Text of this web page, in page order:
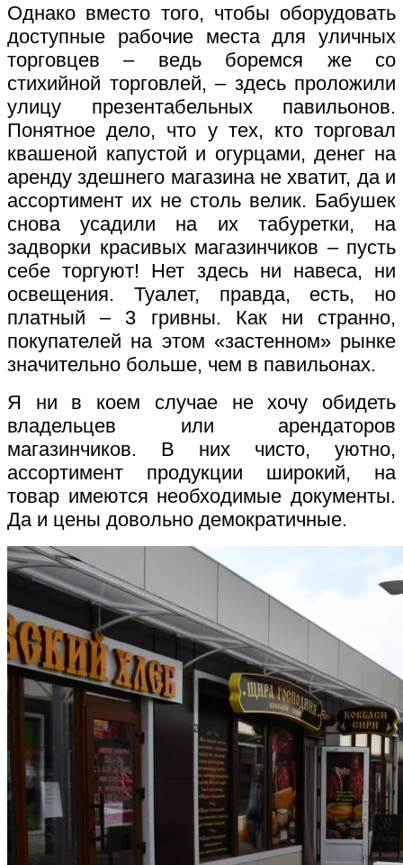
Однако вместо того, чтобы оборудовать
доступные рабочие места для уличных
торговцев – ведь боремся же со
стихийной торговлей, – здесь проложили
улицу презентабельных павильонов.
Понятное дело, что у тех, кто торговал
квашеной капустой и огурцами, денег на
аренду здешнего магазина не хватит, да и
ассортимент их не столь велик. Бабушек
снова усадили на их табуретки, на
задворки красивых магазинчиков – пусть
себе торгуют! Нет здесь ни навеса, ни
освещения. Туалет, правда, есть, но
платный – 3 гривны. Как ни странно,
покупателей на этом «застенном» рынке
значительно больше, чем в павильонах.
Я ни в коем случае не хочу обидеть
владельцев или арендаторов
магазинчиков. В них чисто, уютно,
ассортимент продукции широкий, на
товар имеются необходимые документы.
Да и цены довольно демократичные.